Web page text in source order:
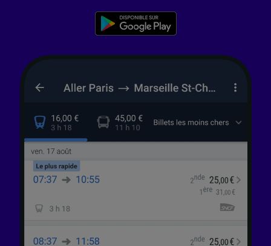
Liste de nos partenaires (fournisseurs)